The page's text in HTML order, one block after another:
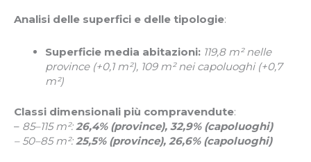
Analisi delle superfici e delle tipologie:
Superficie media abitazioni: 119,8 m² nelle
province (+0,1 m²), 109 m² nei capoluoghi (+0,7
m²)
Classi dimensionali più compravendute:
– 85–115 m²:26,4% (province), 32,9% (capoluoghi)
– 50–85 m²:25,5% (province), 26,6% (capoluoghi)